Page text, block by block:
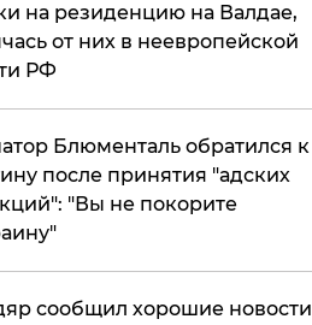
на резиденцию на Валдае,
от них в неевропейской
РФ
Блюменталь обратился к
после принятия "адских
"Вы не покорите
сообщил хорошие новости